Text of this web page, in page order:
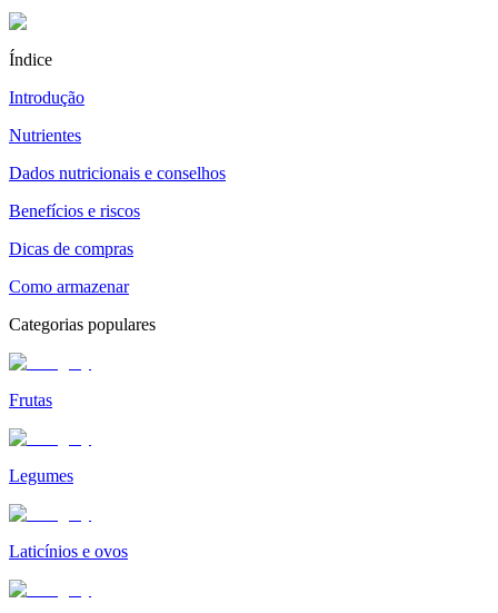
Índice
Introdução
Nutrientes
Dados nutricionais e conselhos
Benefícios e riscos
Dicas de compras
Como armazenar
Categorias populares
Frutas
Legumes
Laticínios e ovos